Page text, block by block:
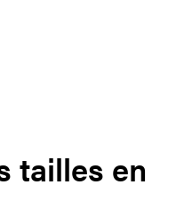
tailles en